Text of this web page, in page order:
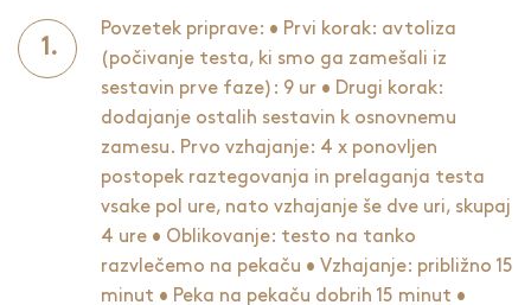
Povzetek priprave: • Prvi korak: avtoliza
(počivanje testa, ki smo ga zamešali iz
sestavin prve faze): 9 ur • Drugi korak:
dodajanje ostalih sestavin k osnovnemu
zamesu. Prvo vzhajanje: 4 x ponovljen
postopek raztegovanja in prelaganja testa
vsake pol ure, nato vzhajanje še dve uri, skupaj
4 ure • Oblikovanje: testo na tanko
razvlečemo na pekaču • Vzhajanje: približno 15
minut • Peka na pekaču dobrih 15 minut •